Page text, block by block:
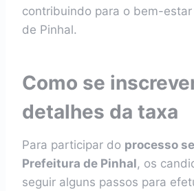
contribuindo para o bem-
de Pinhal.
Como se
detalhes da taxa
Para participar do processo
Prefeitura de Pinhal, os
seguir alguns passos para